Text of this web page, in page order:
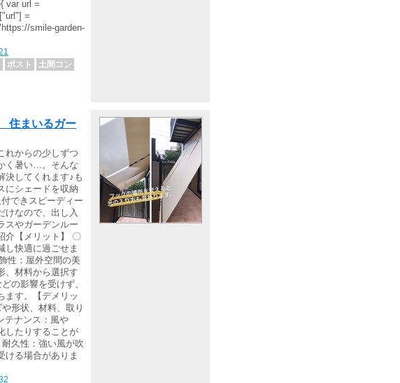
var url =
=
smile-garden-
ポスト
土間コン
住まいるガー
れからの少しずつ
く暑い…。そんな
決してくれます♪も
にシェードを収納
できスピーディー
けなので、出し入
スやガーデンルー
介【メリット】 〇
し快適に過ごせま
性：屋外空間の美
、材料から選択す
の影響を受けず、
ます。【デメリッ
形状、材料、取り
テナンス：風や
したりすることが
久性：強い風が吹
ける場合がありま